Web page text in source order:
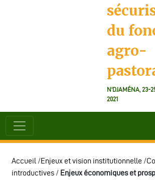
du
agro-
N'DJAMÉNA, 23-
2021
Accueil /Enjeux et vision institutionnelle /
introductives / Enjeux économiques et